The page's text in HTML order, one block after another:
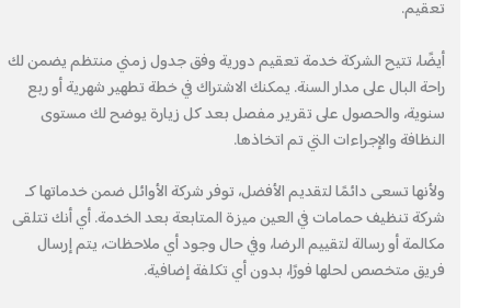
تعقيم.
أيضًا، تتيح الشركة خدمة تعقيم دورية وفق جدول زمني منتظم يضمن لك
راحة البال على مدار السنة. يمكنك الاشتراك في خطة تطهير شهرية أو ربع
سنوية، والحصول على تقرير مفصل بعد كل زيارة يوضح لك مستوى
النظافة والإجراءات التي تم اتخاذها.
ولأنها تسعى دائمًا لتقديم الأفضل، توفر شركة الأوائل ضمن خدماتها كـ
شركة تنظيف حمامات في العين ميزة المتابعة بعد الخدمة. أي أنك تتلقى
مكالمة أو رسالة لتقييم الرضا، وفي حال وجود أي ملاحظات، يتم إرسال
فريق متخصص لحلها فورًا، بدون أي تكلفة إضافية.